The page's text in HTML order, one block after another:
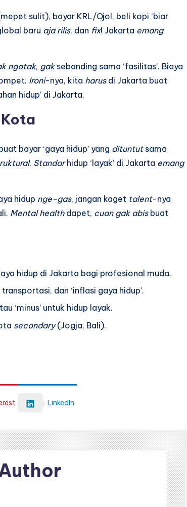
sulit), bayar KRL/Ojol, beli kopi ‘biar
baru aja rilis, dan fix! Jakarta emang
ngotak, gaksebanding sama ‘fasilitas’. Biaya
Ironi-nya, kita harusdi Jakarta buat
hidup’ di Jakarta.
Kota
bayar ‘gaya hidup’ yang dituntutsama
. Standarhidup ‘layak’ di Jakarta emang
hidup nge-gas, jangan kaget talent-nya
Mental healthdapet, cuan gak abisbuat
hidup di Jakarta bagi profesional muda.
dan ‘inflasi gaya hidup’.
‘minus’ untuk hidup layak.
secondary(Jogja, Bali).
LinkedIn